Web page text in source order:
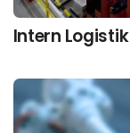
Intern Logistik